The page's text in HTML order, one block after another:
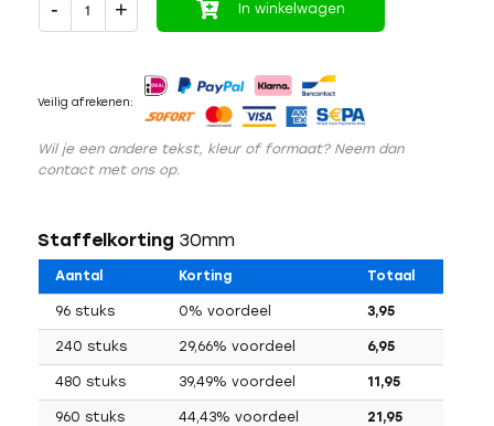
In winkelwagen
Veilig afrekenen:
Wil je een andere tekst, kleur of formaat? Neem dan
contact met ons op.
Staffelkorting 30mm
Aantal Korting Totaal
96 stuks 0% voordeel 3,95
240 stuks 29,66% voordeel 6,95
480 stuks 39,49% voordeel 11,95
960 stuks 44,43% voordeel 21,95